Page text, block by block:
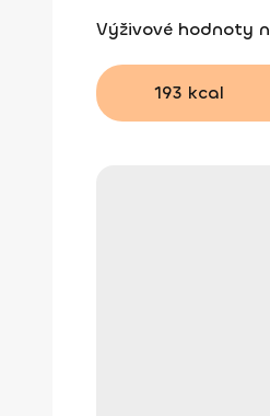
Výživové hodnoty
193 kcal